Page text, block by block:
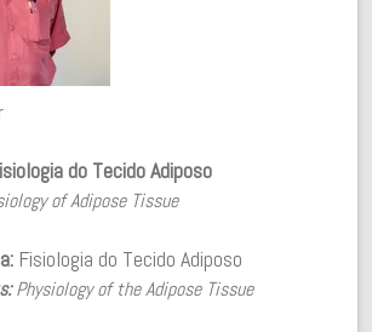
do Tecido Adiposo
of Adipose Tissue
Fisiologia do Tecido Adiposo
Physiology of the Adipose Tissue